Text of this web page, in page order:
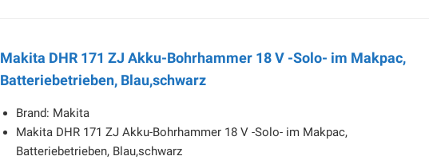
Makita DHR 171 ZJ Akku-Bohrhammer 18 V -Solo- im Makpac,
Batteriebetrieben, Blau,schwarz
Brand: Makita
Makita DHR 171 ZJ Akku-Bohrhammer 18 V -Solo- im Makpac,
Batteriebetrieben, Blau,schwarz